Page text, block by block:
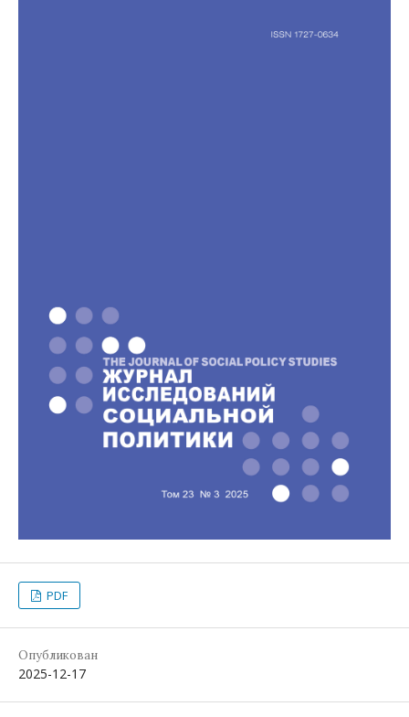
PDF
Опубликован
2025-12-17